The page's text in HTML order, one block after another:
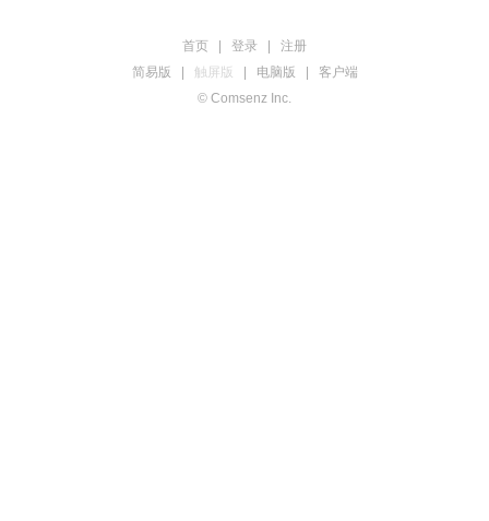
首页 登录
注册
简易版
触屏版 电脑版
客户端
© Comsenz Inc.